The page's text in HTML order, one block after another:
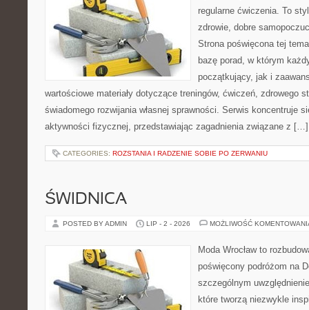
regularne ćwiczenia. To
zdrowie, dobre
Strona poświęcona tej
bazę porad, w którym
początkujący, jak i
wartościowe materiały dotyczące treningów, ćwiczeń, zdrowego
świadomego rozwijania własnej sprawności. Serwis koncentruje
aktywności fizycznej, przedstawiając zagadnienia związane z […]
CATEGORIES: ROZSTANIA I RADZENIE SOBIE PO ZERWANIU
ŚWIDNICA
POSTED BY ADMIN LIP - 2 - 2026 MOŻLIWOŚĆ
Moda Wrocław to
poświęcony podróżom na
szczególnym
które tworzą niezwykle